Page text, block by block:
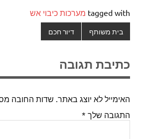
tagged with מערכות כיבוי אש
בית משותף דיור חכם
כתיבת תגובה
האימייל לא יוצג באתר. שדות החובה
התגובה שלך *